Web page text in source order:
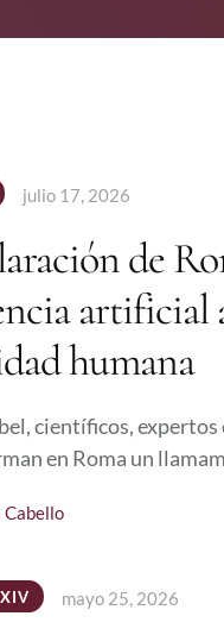
julio 17, 2026
de
artificial
humana
científicos,
en Roma un
Cabello
mayo 25, 2026